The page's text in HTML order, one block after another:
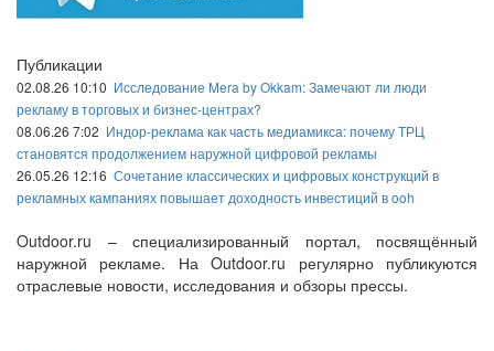
Публикации
02.08.26 10:10 Исследование Mera by Okkam: Замечают ли люди
рекламу в торговых и бизнес-центрах?
08.06.26 7:02 Индор-реклама как часть медиамикса: почему ТРЦ
становятся продолжением наружной цифровой рекламы
26.05.26 12:16 Сочетание классических и цифровых конструкций в
рекламных кампаниях повышает доходность инвестиций в ooh
Outdoor.ru – специализированный портал, посвящённый
наружной рекламе. На Outdoor.ru регулярно публикуются
отраслевые новости, исследования и обзоры прессы.